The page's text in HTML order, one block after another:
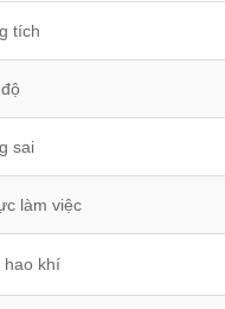
tích
sai
làm việc
hao khí